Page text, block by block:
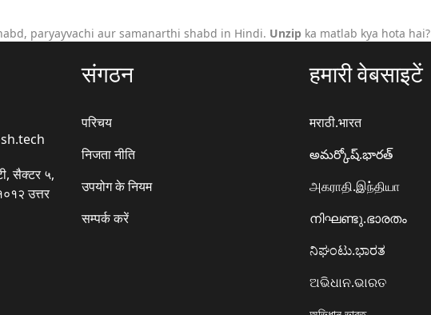
paryayvachi aur samanarthi shabd in Hindi. Unzip ka matlab kya hota hai?
सैक्टर ५,
उत्तर
संगठन
परिचय
निजता नीति
उपयोग के नियम
सम्पर्क करें
हमारी वेबसाइटें
मराठी.भारत
అమర్కోష్.భారత్
அகராதி.இந்தியா
നിഘണ്ടു.ഭാരതം
ನಿಘಂಟು.ಭಾರತ
ଅଭିଧାନ.ଭାରତ